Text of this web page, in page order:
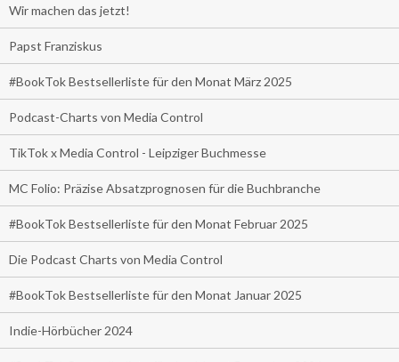
Wir machen das jetzt!
Papst Franziskus
#BookTok Bestsellerliste für den Monat März 2025
Podcast-Charts von Media Control
TikTok x Media Control - Leipziger Buchmesse
MC Folio: Präzise Absatzprognosen für die Buchbranche
#BookTok Bestsellerliste für den Monat Februar 2025
Die Podcast Charts von Media Control
#BookTok Bestsellerliste für den Monat Januar 2025
Indie-Hörbücher 2024